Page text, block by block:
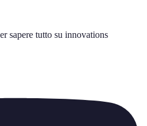
sapere tutto su innovations